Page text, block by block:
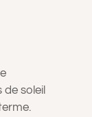
soleil